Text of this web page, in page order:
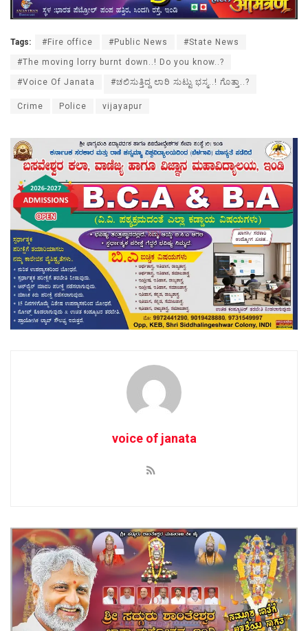
Tags: #Fire office #Public News #State News
#The moving lorry burnt down..! Do you know..?
#Voice Of Janata #ಚಲಿಸುತ್ತಿದ್ದ ಲಾರಿ ಸುಟ್ಟು ಭಸ್ಮ..! ಗೊತ್ತಾ..?
Crime Police vijayapur
voice of janata